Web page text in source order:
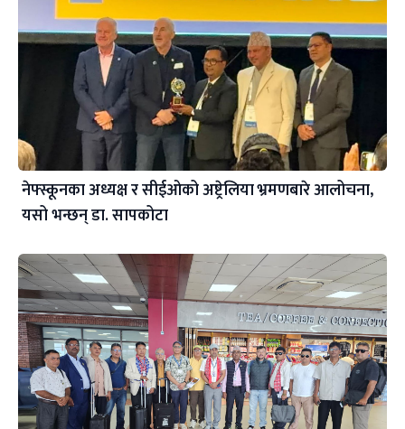
नेफ्स्कूनका अध्यक्ष र सीईओको अष्ट्रेलिया भ्रमणबारे आलोचना,
यसो भन्छन् डा‍. सापकोटा